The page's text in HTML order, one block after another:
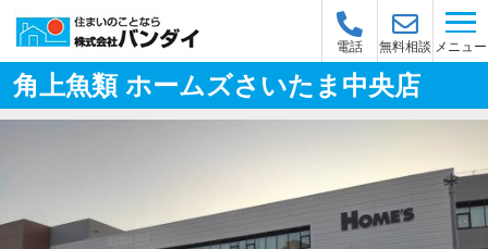
電話 無料相談 メニュー
角上魚類 ホームズさいたま中央店